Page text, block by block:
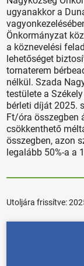
ugyanakkor a
Önkormányzat
a köznevelési
lehetőséget
tornaterem
nélkül. Szada
testülete a
bérleti díját 2025.
Ft/óra összegben
csökkenthető
összegben, azon
legalább 50%-a a
Utoljára frissítve: